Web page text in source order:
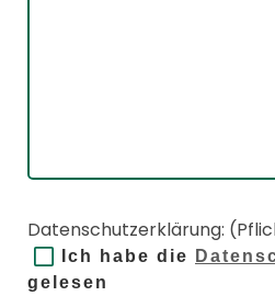
Datenschutzerklärung:
Ich habe die
gelesen